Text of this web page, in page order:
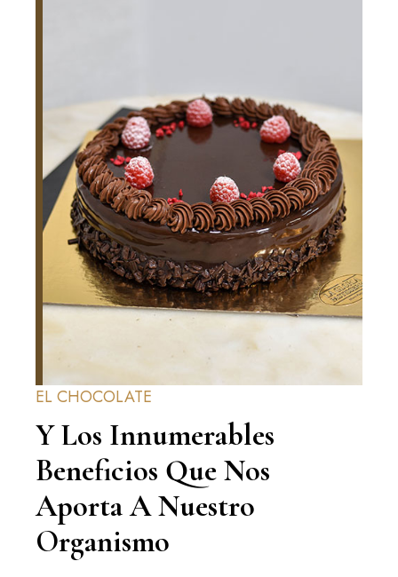
EL CHOCOLATE
Y Los Innumerables
Beneficios Que Nos
Aporta A Nuestro
Organismo